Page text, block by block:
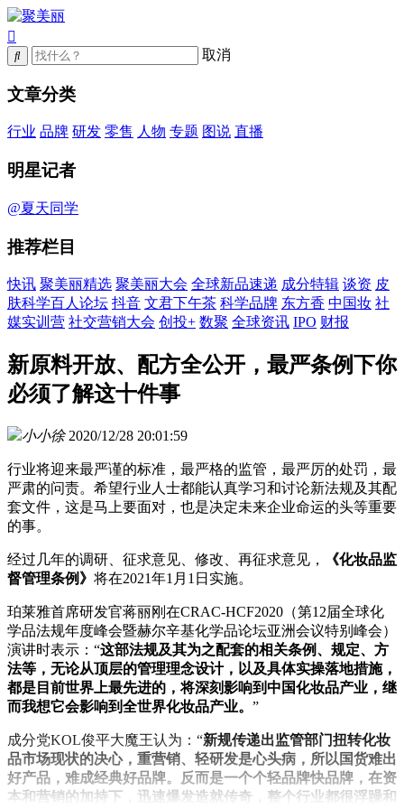
取消
文章分类
行业 品牌 研发 零售 人物 专题 图说 直播
明星记者
@夏天同学
推荐栏目
快讯 聚美丽精选 聚美丽大会 全球新品速递 成分特辑 谈资 皮
肤科学百人论坛 抖音 文君下午茶 科学品牌 东方香 中国妆 社
媒实训营 社交营销大会 创投+ 数聚 全球资讯 IPO 财报
新原料开放、配方全公开，最严条例下你
必须了解这十件事
小小徐 2020/12/28 20:01:59
行业将迎来最严谨的标准，最严格的监管，最严厉的处罚，最
严肃的问责。希望行业人士都能认真学习和讨论新法规及其配
套文件，这是马上要面对，也是决定未来企业命运的头等重要
的事。
经过几年的调研、征求意见、修改、再征求意见，
《化妆品监
督管理条例》 将在2021年1月1日实施。
珀莱雅首席研发官蒋丽刚在CRAC-HCF2020（第12届全球化
学品法规年度峰会暨赫尔辛基化学品论坛亚洲会议特别峰会）
演讲时表示：“这部法规及其为之配套的相关条例、规定、方
法等，无论从顶层的管理理念设计，以及具体实操落地措施，
都是目前世界上最先进的，将深刻影响到中国化妆品产业，继
而我想它会影响到全世界化妆品产业。 ”
成分党KOL俊平大魔王认为：“新规传递出监管部门扭转化妆
品市场现状的决心，重营销、轻研发是心头病，所以国货难出
好产品，难成经典好品牌。
反而是一个个轻品牌快品牌，在资
本和营销的加持下，迅速爆发造就传奇，整个行业都很浮躁和